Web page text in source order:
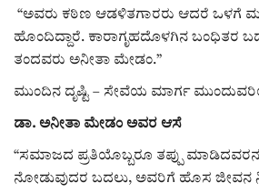
“ಅವರು ಕಠಿಣ ಆಡಳಿತಗಾರರು ಆದರೆ
ಹೊಂದಿದ್ದಾರೆ. ಕಾರಾಗೃಹದೊಳಗಿನ ಬಂಧಿತರ
ತಂದವರು ಅನೀತಾ ಮೇಡಂ.”
ಮುಂದಿನ ದೃಷ್ಟಿ – ಸೇವೆಯ ಮಾರ್ಗ
ಡಾ. ಅನೀತಾ ಮೇಡಂ ಅವರ ಆಸೆ
“ಸಮಾಜದ ಪ್ರತಿಯೊಬ್ಬರೂ ತಪ್ಪು ಮಾಡಿದವರನ್ನು
ನೋಡುವುದರ ಬದಲು, ಅವರಿಗೆ ಹೊಸ